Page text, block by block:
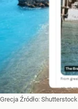
Grecja Źródło: Shutterstock